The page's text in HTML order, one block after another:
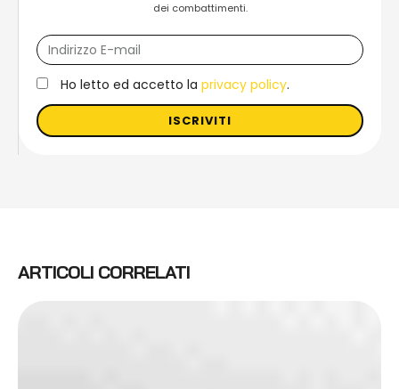
dei combattimenti.
Ho letto ed accetto la privacy policy.
ISCRIVITI
ARTICOLI CORRELATI